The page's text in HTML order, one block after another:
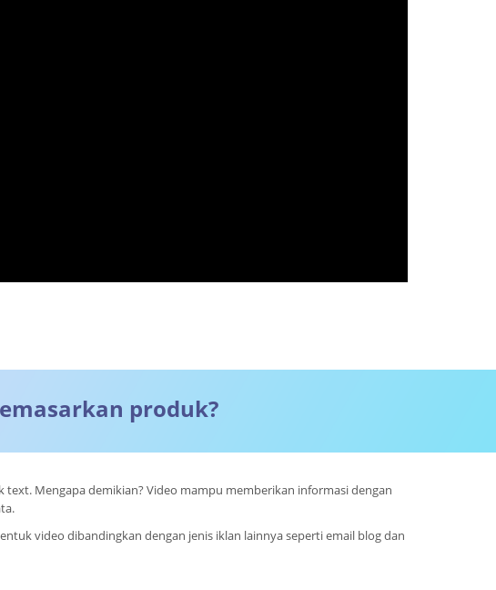
produk?
Mengapa demikian? Video mampu memberikan informasi dengan
video dibandingkan dengan jenis iklan lainnya seperti email blog dan